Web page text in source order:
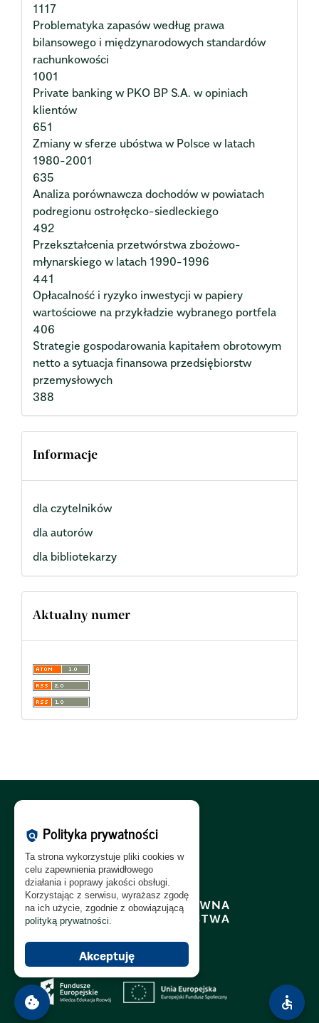
1117
Problematyka zapasów według prawa
bilansowego i międzynarodowych standardów
rachunkowości
1001
Private banking w PKO BP S.A. w opiniach
klientów
651
Zmiany w sferze ubóstwa w Polsce w latach
1980-2001
635
Analiza porównawcza dochodów w powiatach
podregionu ostrołęcko-siedleckiego
492
Przekształcenia przetwórstwa zbożowo-
młynarskiego w latach 1990-1996
441
Opłacalność i ryzyko inwestycji w papiery
wartościowe na przykładzie wybranego portfela
406
Strategie gospodarowania kapitałem obrotowym
netto a sytuacja finansowa przedsiębiorstw
przemysłowych
388
Informacje
dla czytelników
dla autorów
dla bibliotekarzy
Aktualny numer
Polityka Prywatności:PL
Polityka RODO:PL|EN
accessible
cookie
policy Polityka prywatności
Ta strona wykorzystuje pliki cookies w
celu zapewnienia prawidłowego
działania i poprawy jakości obsługi.
Korzystając z serwisu, wyrażasz zgodę
na ich użycie, zgodnie z obowiązującą
polityką prywatności
Akceptuję